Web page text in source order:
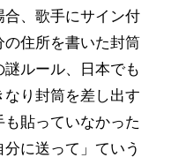
、歌手にサイン付
の住所を書いた封筒
ルール、日本でも
り封筒を差し出す
貼っていなかった
に送って」ていう